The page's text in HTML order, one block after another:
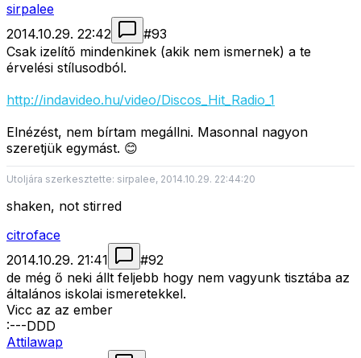
sirpalee
2014.10.29. 22:42
#93
Csak izelítő mindenkinek (akik nem ismernek) a te
érvelési stílusodból.
http://indavideo.hu/video/Discos_Hit_Radio_1
Elnézést, nem bírtam megállni. Masonnal nagyon
szeretjük egymást. 😊
Utoljára szerkesztette: sirpalee, 2014.10.29. 22:44:20
shaken, not stirred
citroface
2014.10.29. 21:41
#92
de még ő neki állt feljebb hogy nem vagyunk tisztába az
általános iskolai ismeretekkel.
Vicc az az ember
:---DDD
Attilawap